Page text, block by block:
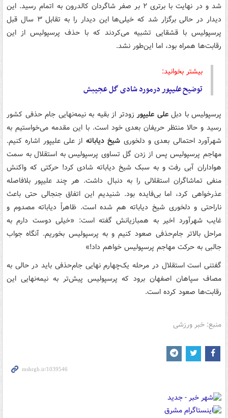
شد و در نهایت با برتری ۲ بر صفر شاگردان کالدرون به اتمام رسید. این
دیدار در حالی برگزار شد که خیلی‌ها این دیدار را به تقابل ۳ سال قبل
پرسپولیس با قشقایی تشبیه می‌کردند که با حذف پرسپولیس از این
رقابت‌ها همراه بود، اما این‌طور نشد.
بیشتر بخوانید:
توضیحعلیپوردرمورد شادی گل عجیبش
پرسپولیس با دبلعلی علیپورزودتر از بقیه به نیمه‌نهایی جام حذفی کشور
رسید و حالا منتظر حریفان بعدی خود است. با این مقدمه می‌خواستیم به
شهرآورد احتمالی بعدی و دلخوری شیخ دیاباته از علی علیپور اشاره کنیم.
مهاجم پرسپولیس پس از زدن گل تساوی پرسپولیس به استقلال به سمت
هواداران آبی رفت و به سبک شیخ دیاباته شادی کرد! حرکتی که واکنش
منفی تماشاگران استقلالی را به دنبال داشت. هر چند علیپور بلافاصله
عذرخواهی کرد، اما بی‌فایده بود. شنیدیم این اتفاق جنجالی حتی باعث
ناراحتی و دلخوری شیخ دیاباته هم شده است. ظاهراً دیاباته مصدوم و
غایب شهرآورد اخیر به همبازیانش گفته است: «خیلی دوست دارم به
مراحل بالاتر جام‌حذفی صعود کنیم و به پرسپولیس بخوریم. آنگاه جواب
جالبی به حرکت مهاجم پرسپولیس خواهم داد!»
گفتنی است استقلال در مرحله یک‌چهارم نهایی جام‌حذفی باید در حالی به
مصاف سپاهان اصفهان برود که پرسپولیس پیش‌تر به نیمه‌نهایی این
رقابت‌ها صعود کرده است.
منبع: خبر ورزشی